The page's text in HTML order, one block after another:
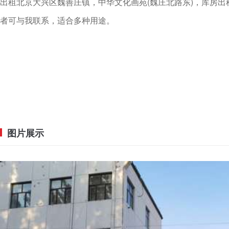
者可与我联系，适合多种用途。
图片展示